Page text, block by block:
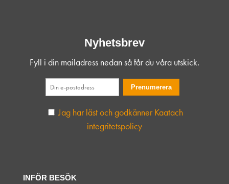
Nyhetsbrev
Fyll i din mailadress nedan så får du våra utskick.
Jag har läst och godkänner Kaatach
integritetspolicy
INFÖR BESÖK